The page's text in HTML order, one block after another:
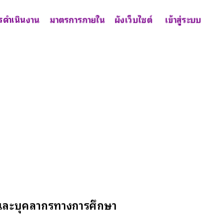
ดำเนินงาน มาตรการภายใน ผังเว็บไซต์ เข้าสู่ระบบ
ะบุคลากรทางการศึกษา